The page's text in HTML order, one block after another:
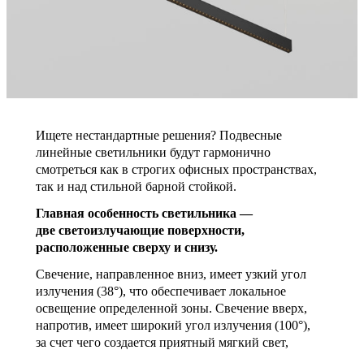
Ищете нестандартные решения? Подвесные
линейные светильники будут гармонично
смотреться как в строгих офисных пространствах,
так и над стильной барной стойкой.
Главная особенность светильника —
две светоизлучающие поверхности,
расположенные сверху и снизу.
Свечение, направленное вниз, имеет узкий угол
излучения (38°), что обеспечивает локальное
освещение определенной зоны. Свечение вверх,
напротив, имеет широкий угол излучения (100°),
за счет чего создается приятный мягкий свет,